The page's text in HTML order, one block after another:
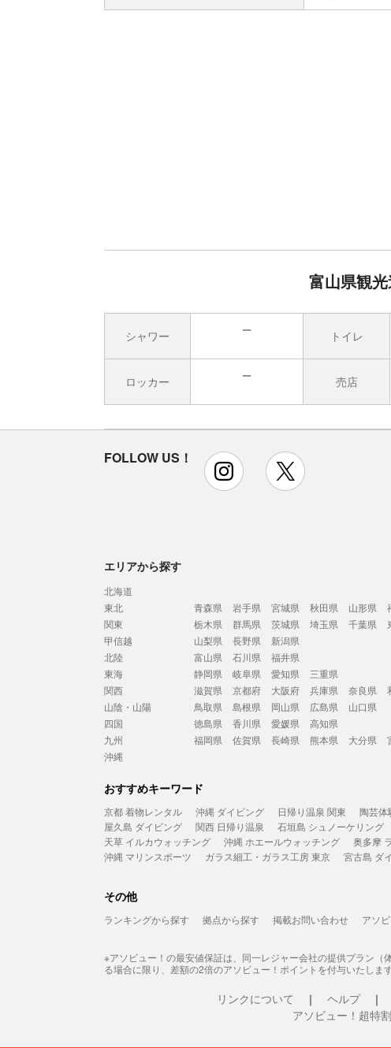
富山県観
シャワー トイレ
ロッカー 売店
FOLLOW US！ instagram
エリアから探す
北海道
東北
青森県 岩手県 宮城県 秋田県 山形県
関東
栃木県 群馬県 茨城県 埼玉県 千葉県
甲信越
山梨県 長野県
新潟県
北陸
富山県 石川県
福井県
東海
静岡県 岐阜県 愛知県
三重県
関西
滋賀県 京都府 大阪府 兵庫県 奈良県
山陰・山陽
鳥取県 島根県 岡山県 広島県
山口県
四国
徳島県 香川県 愛媛県
高知県
九州
福岡県 佐賀県 長崎県 熊本県 大分県
沖縄
おすすめキーワード
京都 着物レンタル 沖縄 ダイビング 日帰り温泉 関東 陶芸体
屋久島 ダイビング
関西 日帰り温泉 石垣島 シュノーケリング
天草 イルカウォッチング
沖縄 ホエールウォッチング 奥多摩
沖縄 マリンスポーツ
ガラス細工・ガラス工房 東京 宮古島 ダ
その他
ランキングから探す 拠点から探す 掲載お問い合わせ アソ
※アソビュー！の最安値保証は、同一レジャー会社の提供プラン
る場合に限り、差額の2倍のアソビュー！ポイントを付与いたしま
リンクについて ヘルプ
アソビュー！超特